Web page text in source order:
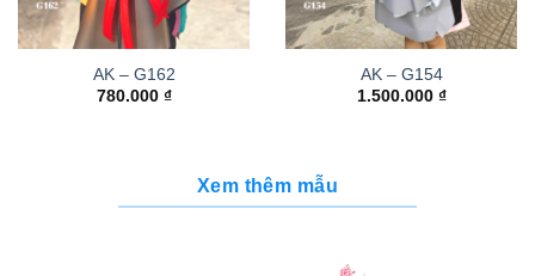
AK – G162
780.000 ₫
AK – G154
1.500.000 ₫
Xem thêm mẫu